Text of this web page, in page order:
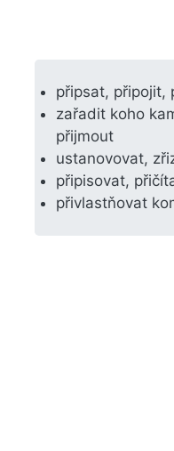
připsat, připojit,
zařadit koho
přijmout
ustanovovat,
připisovat,
přivlastňovat